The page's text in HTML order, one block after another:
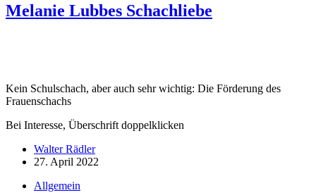
Melanie Lubbes Schachliebe
Kein Schulschach, aber auch sehr wichtig: Die Förderung des
Frauenschachs
Bei Interesse, Überschrift doppelklicken
Walter Rädler
27. April 2022
Allgemein